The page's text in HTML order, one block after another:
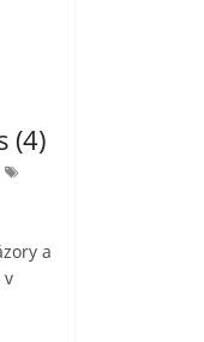
(4)
a
v